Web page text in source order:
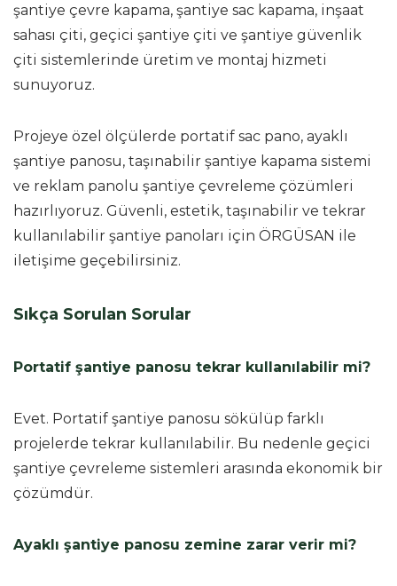
şantiye çevre kapama, şantiye sac kapama, inşaat
sahası çiti, geçici şantiye çiti ve şantiye güvenlik
çiti sistemlerinde üretim ve montaj hizmeti
sunuyoruz.
Projeye özel ölçülerde portatif sac pano, ayaklı
şantiye panosu, taşınabilir şantiye kapama sistemi
ve reklam panolu şantiye çevreleme çözümleri
hazırlıyoruz. Güvenli, estetik, taşınabilir ve tekrar
kullanılabilir şantiye panoları için ÖRGÜSAN ile
iletişime geçebilirsiniz.
Sıkça Sorulan Sorular
Portatif şantiye panosu tekrar kullanılabilir mi?
Evet. Portatif şantiye panosu sökülüp farklı
projelerde tekrar kullanılabilir. Bu nedenle geçici
şantiye çevreleme sistemleri arasında ekonomik bir
çözümdür.
Ayaklı şantiye panosu zemine zarar verir mi?